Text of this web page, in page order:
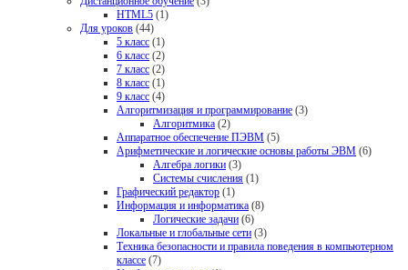
HTML5 (1)
Для уроков (44)
5 класс (1)
6 класс (2)
7 класс (2)
8 класс (1)
9 класс (4)
Алгоритмизация и программирование (3)
Алгоритмика (2)
Аппаратное обеспечение ПЭВМ (5)
Арифметические и логические основы работы ЭВМ (6)
Алгебра логики (3)
Системы счисления (1)
Графический редактор (1)
Информация и информатика (8)
Логические задачи (6)
Локальные и глобальные сети (3)
Техника безопасности и правила поведения в компьютерном
классе (7)